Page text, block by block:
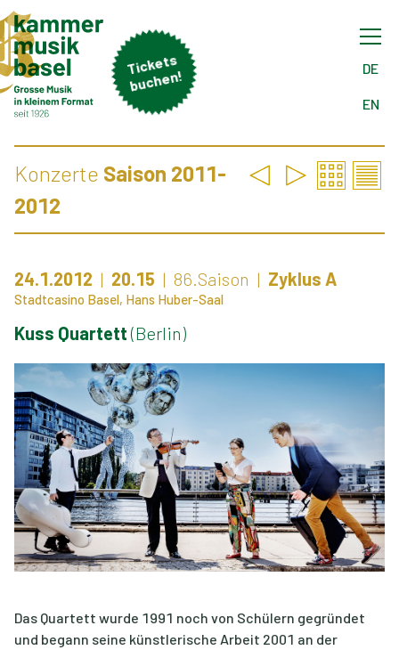
Tick
ets
buch
en! DE
EN
Konzerte Saison 2011-
2012
24.1.2012 20.15 86.Saison Zyklus A
Stadtcasino Basel, Hans Huber-Saal
Kuss Quartett(Berlin)
Das Quartett wurde 1991 noch von Schülern gegründet
und begann seine künstlerische Arbeit 2001 an der